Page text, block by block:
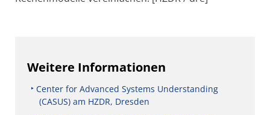
Weitere Informationen
Center for Advanced Systems Understanding
(CASUS) am HZDR, Dresden